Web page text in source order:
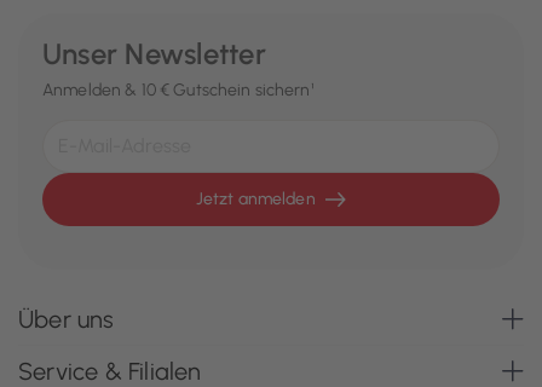
Unser Newsletter
Anmelden & 10 € Gutschein sichern¹
Jetzt anmelden
Über uns
Service & Filialen